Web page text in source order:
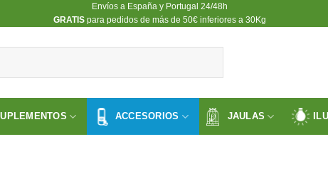
Envíos a España y Portugal 24/48h
​GRATISpara pedidos de más de 50€ inferiores a 30Kg
ACCESORIOS JAULAS